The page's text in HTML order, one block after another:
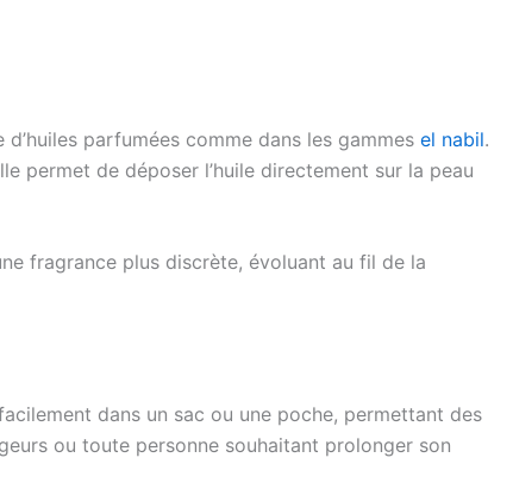
parfumées comme dans les gammes el nabil.
permet de déposer l’huile directement sur la peau
fragrance plus discrète, évoluant au fil de la
dans un sac ou une poche, permettant des
ou toute personne souhaitant prolonger son